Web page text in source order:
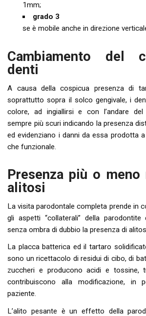
1mm;
grado 3
se è mobile anche in direzione
Cambiamento del
denti
A causa della cospicua presenza di
soprattutto sopra il solco gengivale, i
colore, ad ingiallirsi e con l’andare
sempre più scuri indicando la presenza
ed evidenziano i danni da essa prodotta
che funzionale.
Presenza più o meno
alitosi
La visita parodontale completa prende in
gli aspetti “collaterali” della
senza ombra di dubbio la presenza di
La placca batterica ed il tartaro
sono un ricettacolo di residui di cibo, di
zuccheri e producono acidi e tossine,
contribuiscono alla modificazione, in
paziente.
L’alito pesante è un effetto della